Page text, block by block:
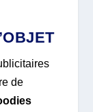
de